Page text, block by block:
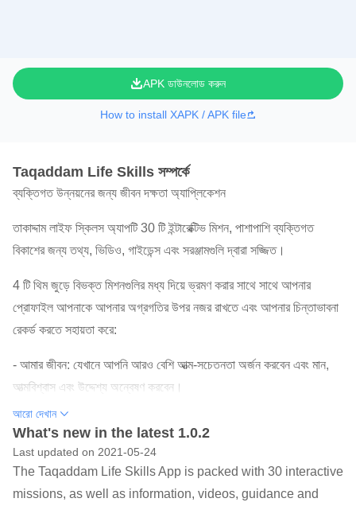
APK ডাউনলোড করুন
How to install XAPK / APK file
Taqaddam Life Skills সম্পর্কে
ব্যক্তিগত উন্নয়নের জন্য জীবন দক্ষতা অ্যাপ্লিকেশন
তাকাদ্দাম লাইফ স্কিলস অ্যাপটি 30 টি ইন্টারেক্টিভ মিশন, পাশাপাশি ব্যক্তিগত
বিকাশের জন্য তথ্য, ভিডিও, গাইডেন্স এবং সরঞ্জামগুলি দ্বারা সজ্জিত।
4 টি থিম জুড়ে বিভক্ত মিশনগুলির মধ্য দিয়ে ভ্রমণ করার সাথে সাথে আপনার
প্রোফাইল আপনাকে আপনার অগ্রগতির উপর নজর রাখতে এবং আপনার চিন্তাভাবনা
রেকর্ড করতে সহায়তা করে:
- আমার জীবন: যেখানে আপনি আরও বেশি আত্ম-সচেতনতা অর্জন করবেন এবং মান,
আত্মবিশ্বাস এবং উদ্দেশ্য অন্বেষণ করবেন।
- আমার জীবন দক্ষতা: আপনি সৃজনশীলতা, সমালোচনা চিন্তাভাবনা এবং সহযোগিতা
সহ আপনার জীবন দক্ষতা আবিষ্কার এবং বৃদ্ধি করবেন grow
- এটি হ্যাপেনকে তৈরি করুন যেখানে আপনি আপনার জীবন দক্ষতাকে কর্মে নিযুক্ত
করেছেন, উদাহরণস্বরূপ জনসাধারণের কাছে কথা বলা এবং ডিজিটাল গল্প বলার
ক্ষেত্রে।
আরো দেখান
What's new in the latest 1.0.2
Last updated on 2021-05-24
The Taqaddam Life Skills App is packed with 30 interactive
missions, as well as information, videos, guidance and